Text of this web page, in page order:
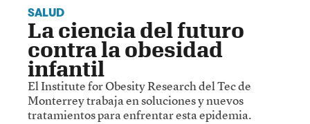
SALUD
La ciencia del futuro
contra la obesidad
infantil
El Institute for Obesity Research del Tec de
Monterrey trabaja en soluciones y nuevos
tratamientos para enfrentar esta epidemia.